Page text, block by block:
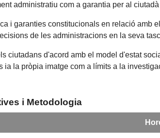
administratiu com a garantia per al
i garanties constitucionals en relació amb
de les administracions en la seva
ciutadans d'acord amb el model d'estat
ia la pròpia imatge com a límits a la
i Metodologia